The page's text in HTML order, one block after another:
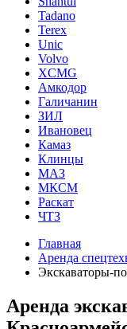
Tadano
Terex
Unic
Volvo
XCMG
Амкодор
Галичанин
ЗИЛ
Ивановец
Камаз
Клинцы
МАЗ
МКСМ
Раскат
ЧТЗ
Главная
Аренда
Экскаваторы-
Аренда